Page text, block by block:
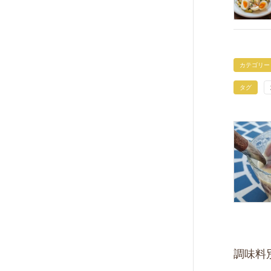
カテゴリー
タグ
調味料